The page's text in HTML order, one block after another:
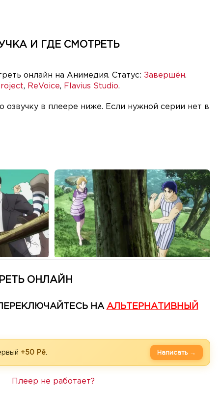
И ГДЕ СМОТРЕТЬ
онлайн на Анимедия. Статус: Завершён.
, ReVoice, Flavius Studio.
в плеере ниже. Если нужной серии нет в
ОНЛАЙН
НА АЛЬТЕРНАТИВНЫЙ
+50 Рё Написать →
Плеер не работает?